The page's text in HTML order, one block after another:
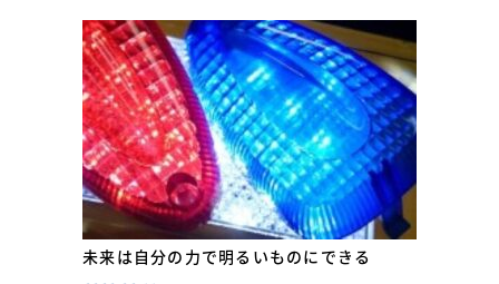
未来は自分の力で明るいものにできる